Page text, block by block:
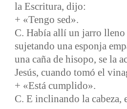
la Escritura, dijo:
+ «Tengo sed».
C. Había allí un jarro lleno
sujetando una esponja
una caña de hisopo, se la
Jesús, cuando tomó el
+ «Está cumplido».
C. E inclinando la cabeza,